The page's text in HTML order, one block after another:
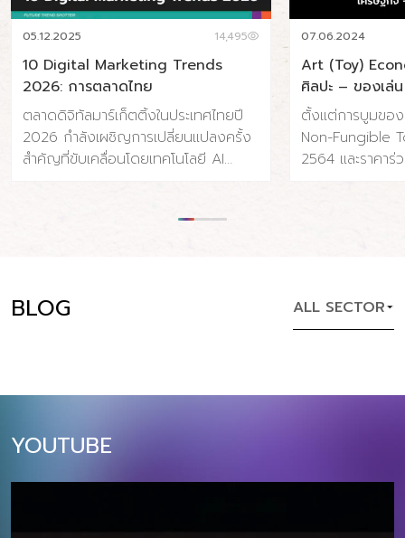
05.12.2025 14,495
10 Digital Marketing Trends
2026: การตลาดไทย
ตลาดดิจิทัลมาร์เก็ตติ้งในประเทศไทยปี
2026 กำลังเผชิญการเปลี่ยนแปลงครั้ง
สำคัญที่ขับเคลื่อนโดยเทคโนโลยี AI
ส่วนตัวที่สูงขึ้น ประเทศไทยมีผู้ใช้
จ่ายโฆษณาดิจิทัลคาดว่าจะแตะ 34.5 พัน
AI แบบ Agentic, การตลาดผ่าน Social
Sustainability และ Omnichannel
ทบโดยตรงต่อกลยุทธ์การตลาดและการ
07.06.2024
Art (Toy)
ศิลปะ – ของเล่น
ตั้งแต่การบูมขอ
Non-Fungible
2564 และราคา
ที่แข็งแรง ปราก
ฝั่ง Supply เรา
ก็มีผู้บริโภคที่พร้อ
สะสม และชุมชนศิ
BLOG ALL SECTOR
YOUTUBE